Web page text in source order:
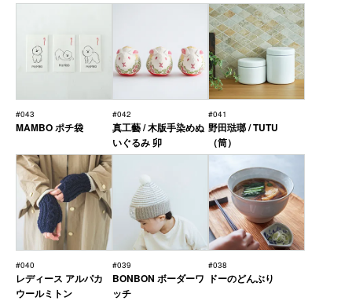
#043
MAMBO ポチ袋
#042
真工藝 / 木版手染めぬ
いぐるみ 卯
#041
野田琺瑯 / TUTU
（筒）
#040
レディース アルパカ
ウールミトン
#039
BONBON ボーダーワ
ッチ
#038
ドーのどんぶり